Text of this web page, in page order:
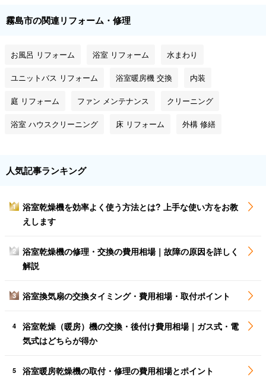
霧島市の関連リフォーム・修理
お風呂 リフォーム 浴室 リフォーム 水まわり
ユニットバス リフォーム 浴室暖房機 交換 内装
庭 リフォーム ファン メンテナンス クリーニング
浴室 ハウスクリーニング 床 リフォーム 外構 修繕
人気記事ランキング
1
浴室乾燥機を効率よく使う方法とは? 上手な使い方をお教
えします
2
浴室乾燥機の修理・交換の費用相場｜故障の原因を詳しく
解説
3 浴室換気扇の交換タイミング・費用相場・取付ポイント
4
浴室乾燥（暖房）機の交換・後付け費用相場｜ガス式・電
気式はどちらが得か
5 浴室暖房乾燥機の取付・修理の費用相場とポイント